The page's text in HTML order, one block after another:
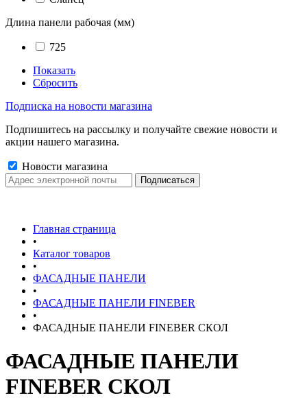
Длина панели рабочая (мм)
725
Показать
Сбросить
Подписка на новости магазина
Подпишитесь на рассылку и получайте свежие новости и
акции нашего магазина.
Новости магазина
Главная страница
•
Каталог товаров
•
ФАСАДНЫЕ ПАНЕЛИ
•
ФАСАДНЫЕ ПАНЕЛИ FINEBER
•
ФАСАДНЫЕ ПАНЕЛИ FINEBER СКОЛ
ФАСАДНЫЕ ПАНЕЛИ
FINEBER СКОЛ